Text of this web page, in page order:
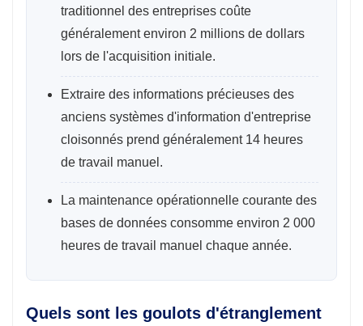
traditionnel des entreprises coûte
généralement environ 2 millions de dollars
lors de l'acquisition initiale.
Extraire des informations précieuses des
anciens systèmes d'information d'entreprise
cloisonnés prend généralement 14 heures
de travail manuel.
La maintenance opérationnelle courante des
bases de données consomme environ 2 000
heures de travail manuel chaque année.
Quels sont les goulots d'étranglement